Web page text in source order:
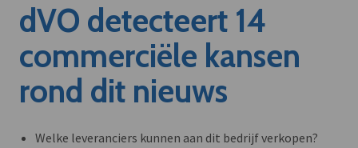
dVO detecteert 14
commerciële kansen
rond dit nieuws
Welke leveranciers kunnen aan dit bedrijf verkopen?